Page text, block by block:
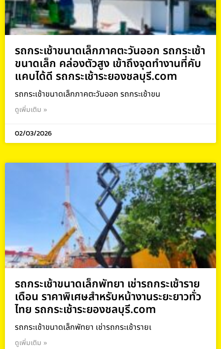
รถกระเช้าขนาดเล็กภาคตะวันออก รถกระเช้า
ขนาดเล็ก คล่องตัวสูง เข้าถึงจุดทำงานที่คับ
แคบได้ดี รถกระเช้าระยองชลบุรี.com
รถกระเช้าขนาดเล็กภาคตะวันออก รถกระเช้าขน
ดูเพิ่มเติม »
02/03/2026
รถกระเช้าขนาดเล็กพัทยา เช่ารถกระเช้าราย
เดือน ราคาพิเศษสำหรับหน้างานระยะยาวทั่ว
ไทย รถกระเช้าระยองชลบุรี.com
รถกระเช้าขนาดเล็กพัทยา เช่ารถกระเช้ารายเ
ดูเพิ่มเติม »